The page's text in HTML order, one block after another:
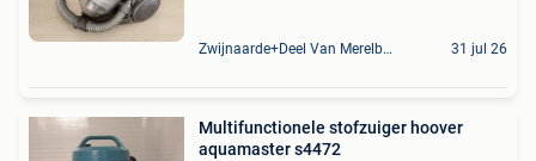
Zwijnaarde+Deel Van Merelbeke 31 jul 26
Multifunctionele stofzuiger hoover
aquamaster s4472